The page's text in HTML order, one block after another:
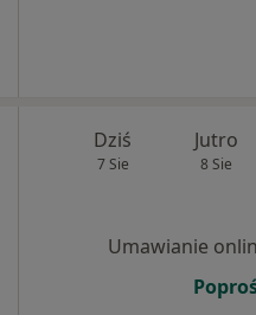
Dziś
7 Sie
Jutro
8 Sie
Umawianie